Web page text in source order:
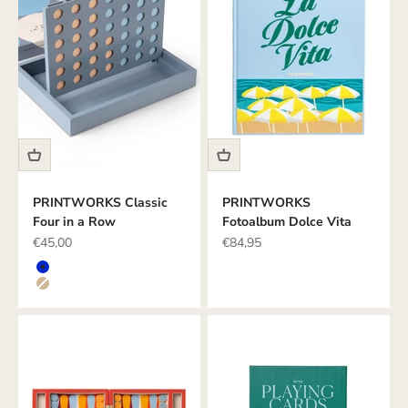
PRINTWORKS Classic
Four in a Row
Angebot
€45,00
Farbe
BLAU
BEIGE
PRINTWORKS
Fotoalbum Dolce Vita
Angebot
€84,95